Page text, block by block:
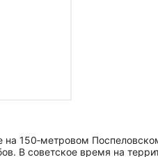
на 150‑метровом
В советское время на